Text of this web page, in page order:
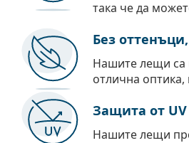
така че да
Без
Нашите лещи са
отлична
Защита от
Нашите лещи